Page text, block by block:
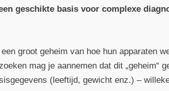
geschikte basis voor complexe
groot geheim van hoe hun apparaten
mag je aannemen dat dit „geheim“
(leeftijd, gewicht enz.) –